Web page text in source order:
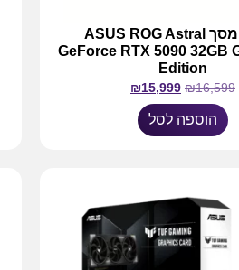
כרטיס מסך ASUS ROG Astral
GeForce RTX 5090 32GB
Edition
₪16,599
₪15,999
הוספה לסל